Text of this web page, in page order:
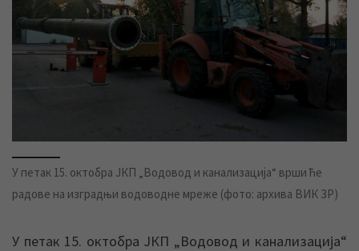
У петак 15. октобра ЈКП „Водовод и канализација“ врши ће
радове на изградњи водоводне мреже (фото: архива ВИК ЗР)
У петак 15. октобра ЈКП „Водовод и канализација“